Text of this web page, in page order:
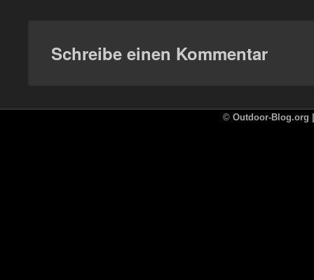
Schreibe einen Kommentar
© Outdoor-Blog.org